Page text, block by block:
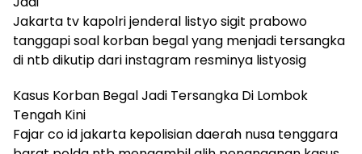
Jakarta tv kapolri jenderal listyo sigit prabowo
tanggapi soal korban begal yang menjadi tersangka
di ntb dikutip dari instagram resminya listyosig
Kasus Korban Begal Jadi Tersangka Di Lombok
Tengah Kini
Fajar co id jakarta kepolisian daerah nusa tenggara